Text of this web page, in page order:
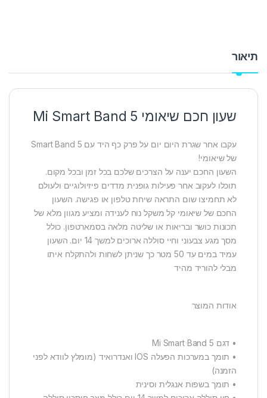
תיאור
שעון חכם שיאומי Mi Smart Band 5
עקבו אחר שגרת היום יום על פרק כף היד עם Smart Band 5
של שיאומי!
השעון החכם יענה על הצרכים שלכם בכל זמן ובכל מקום.
תוכלו לעקוב אחר פעילות גופנית מדדים פיזיולוגיים ולעולם
לא תחמיצו שום התראה שיחת טלפון או פגישה. השעון
החכם של שיאומי קל משקל נוח לענידה ומציע מגוון מלא של
תכונות כושר ובריאות או שליטה מלאה בסמארטפון. כולל
מסך מגע צבעוני וחיי סוללה ארוכים למשך 14 יום. השעון
עמיד במים עד 50 מטר כך שניתן לשחות ולהתקלח איתו
מבלי להוריד מהיד
אודות המוצר
• דגם Mi Smart Band 5
• תומך במערכות הפעלה IOS ואנדרואיד (מומלץ לוודא לפני
הזמנה)
• תומך בשפות אנגלית וסינית